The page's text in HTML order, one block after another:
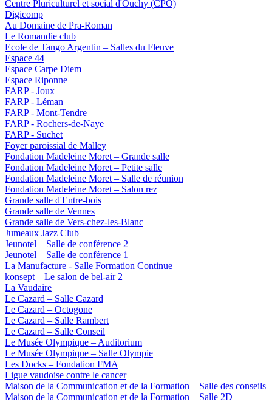
Centre Pluriculturel et social d'Ouchy (CPO)
Digicomp
Au Domaine de Pra-Roman
Le Romandie club
Ecole de Tango Argentin – Salles du Fleuve
Espace 44
Espace Carpe Diem
Espace Riponne
FARP - Joux
FARP - Léman
FARP - Mont-Tendre
FARP - Rochers-de-Naye
FARP - Suchet
Foyer paroissial de Malley
Fondation Madeleine Moret – Grande salle
Fondation Madeleine Moret – Petite salle
Fondation Madeleine Moret – Salle de réunion
Fondation Madeleine Moret – Salon rez
Grande salle d'Entre-bois
Grande salle de Vennes
Grande salle de Vers-chez-les-Blanc
Jumeaux Jazz Club
Jeunotel – Salle de conférence 2
Jeunotel – Salle de conférence 1
La Manufacture - Salle Formation Continue
konsept – Le salon de bel-air 2
La Vaudaire
Le Cazard – Salle Cazard
Le Cazard – Octogone
Le Cazard – Salle Rambert
Le Cazard – Salle Conseil
Le Musée Olympique – Auditorium
Le Musée Olympique – Salle Olympie
Les Docks – Fondation FMA
Ligue vaudoise contre le cancer
Maison de la Communication et de la Formation – Salle des conseils
Maison de la Communication et de la Formation – Salle 2D